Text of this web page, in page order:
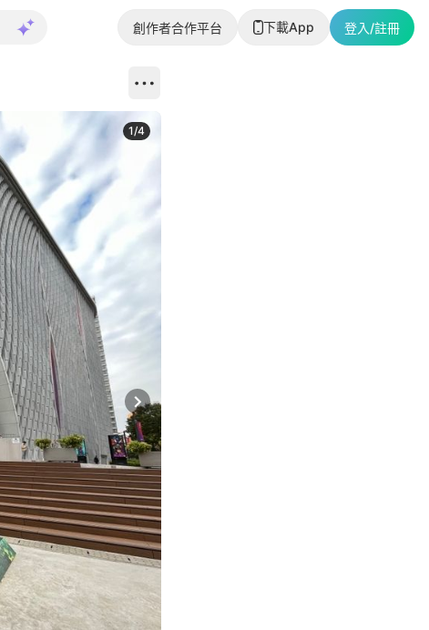
創作者合作平台 下載App 登入/註冊
Next slide
1/4